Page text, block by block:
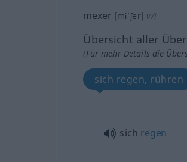
mexer [mɨˈʃer] v/i
Übersicht aller
(Für mehr Details die
sich regen, rühren
sich regen